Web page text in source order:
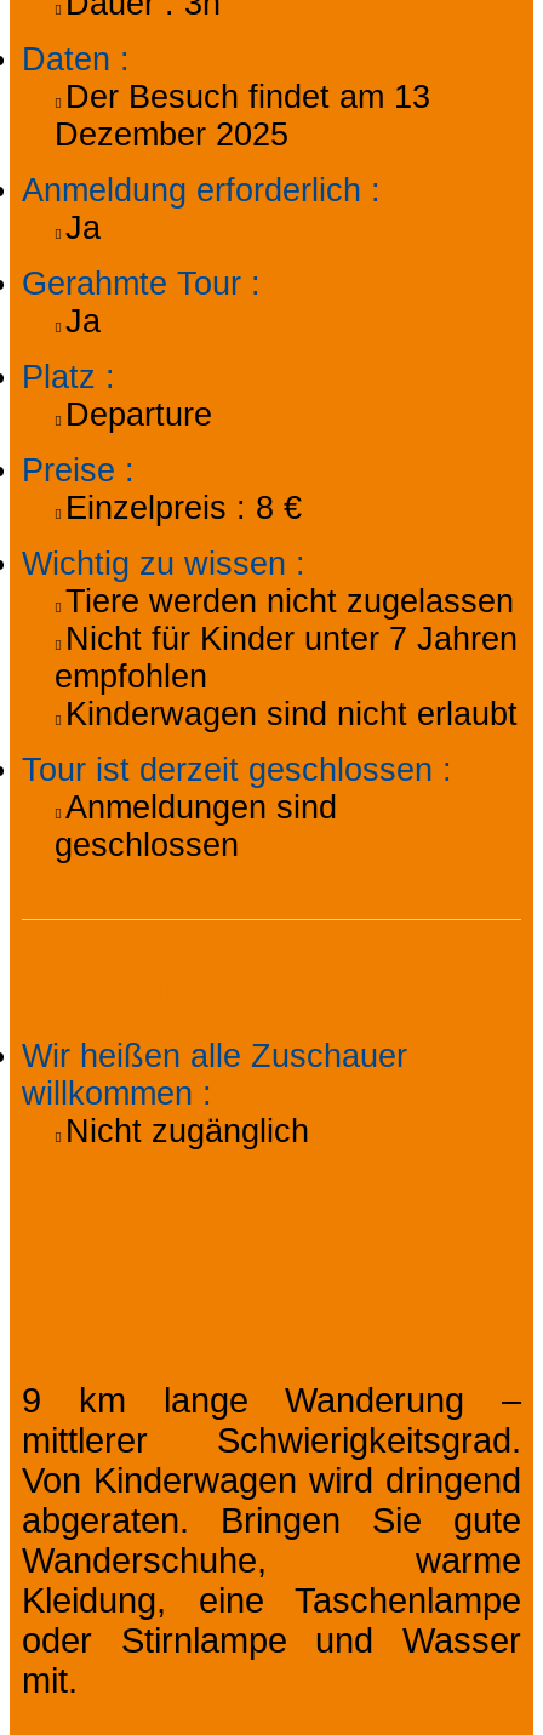
Daten :
Der Besuch findet am 13
Dezember 2025
Anmeldung erforderlich :
Ja
Gerahmte Tour :
Ja
Platz :
Departure
Preise :
Einzelpreis : 8 €
Wichtig zu wissen :
Tiere werden nicht zugelassen
Nicht für Kinder unter 7 Jahren
empfohlen
Kinderwagen sind nicht erlaubt
Tour ist derzeit geschlossen :
Anmeldungen sind
geschlossen
Wir heißen alle Zuschauer
willkommen :
Nicht zugänglich
9 km lange Wanderung –
mittlerer Schwierigkeitsgrad.
Von Kinderwagen wird dringend
abgeraten. Bringen Sie gute
Wanderschuhe, warme
Kleidung, eine Taschenlampe
oder Stirnlampe und Wasser
mit.